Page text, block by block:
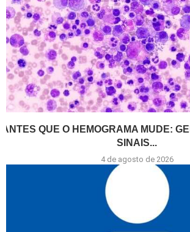
ANTES QUE O HEMOGRAMA MUDE:
SINAIS...
4 de agosto de 2026